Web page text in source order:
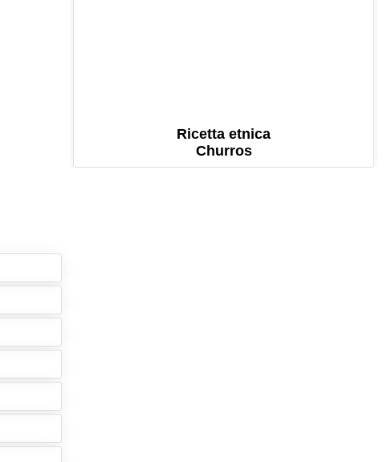
Ricetta etnica
Churros